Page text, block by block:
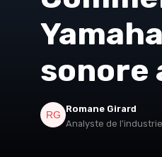
sonore
Romane Girard
Analyste de